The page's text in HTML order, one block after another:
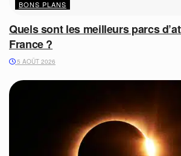
BONS PLANS
Quels sont les meilleurs parcs
France ?
5 AOÛT 2026